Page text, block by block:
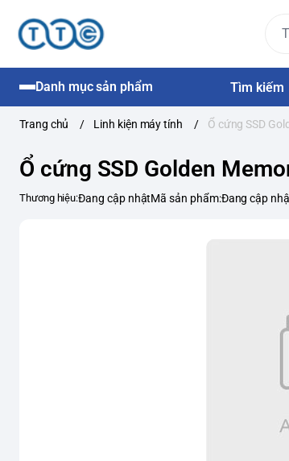
Danh mục sản phẩm Tìm kiếm
Trang chủ / Linh kiện máy tính / Ổ cứng SSD
Ổ cứng SSD Golden
Thương hiệu:Đang cập nhậtMã sản phẩm:Đang cập